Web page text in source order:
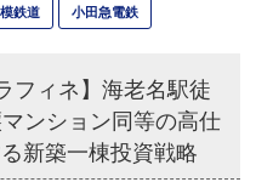
鉄道 小田急電鉄
フィネ】海老名駅徒
ンション同等の高仕
新築一棟投資戦略